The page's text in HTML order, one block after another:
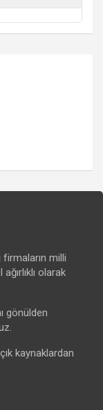
milli
olarak
gönülden
kaynaklardan